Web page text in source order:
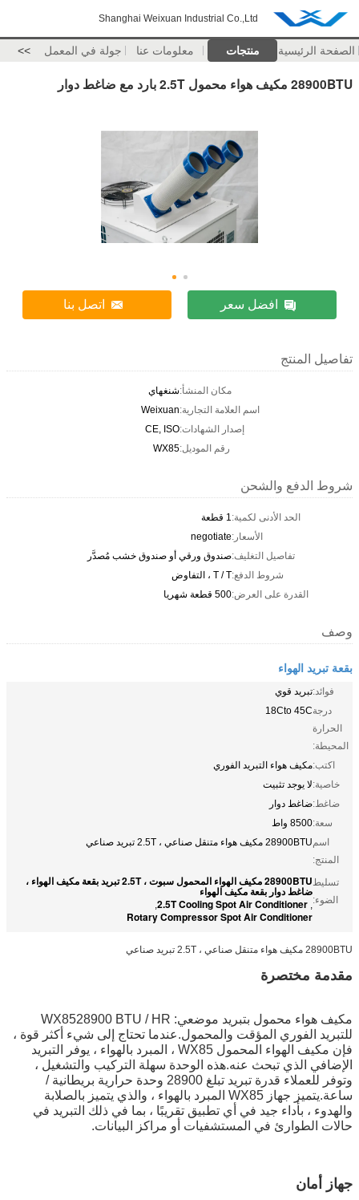
Shanghai Weixuan Industrial Co.,Ltd
الصفحة الرئيسية منتجات معلومات عنا جولة في المعمل >>
28900BTU مكيف هواء محمول 2.5T بارد مع ضاغط دوار
افضل سعر اتصل بنا
تفاصيل المنتج
مكان المنشأ:شنغهاي
اسم العلامة التجارية:Weixuan
إصدار الشهادات:CE, ISO
رقم الموديل:WX85
شروط الدفع والشحن
الحد الأدنى لكمية:1 قطعة
الأسعار:negotiate
تفاصيل التغليف:صندوق ورقي أو صندوق خشب مُصدَّر
شروط الدفع:T / T ، التفاوض
القدرة على العرض:500 قطعة شهريا
وصف
بقعة تبريد الهواء
فوائد:تبريد قوي
درجة
الحرارة
المحيطة:
18Cto 45C
اكتب:مكيف هواء التبريد الفوري
خاصية:لا يوجد تثبيت
ضاغط:ضاغط دوار
سعة:8500 واط
اسم
المنتج:
28900BTU مكيف هواء متنقل صناعي ، 2.5T تبريد صناعي
تسليط
الضوء:
28900BTU مكيف الهواء المحمول سبوت ، 2.5T تبريد بقعة مكيف الهواء ،
ضاغط دوار بقعة مكيف الهواء
,
2.5T Cooling Spot Air Conditioner
,
Rotary Compressor Spot Air Conditioner
28900BTU مكيف هواء متنقل صناعي ، 2.5T تبريد صناعي
مقدمة مختصرة
مكيف هواء محمول بتبريد موضعي: WX8528900 BTU / HR
للتبريد الفوري المؤقت والمحمول.عندما تحتاج إلى شيء أكثر قوة ،
فإن مكيف الهواء المحمول WX85 ، المبرد بالهواء ، يوفر التبريد
الإضافي الذي تبحث عنه.هذه الوحدة سهلة التركيب والتشغيل ،
وتوفر للعملاء قدرة تبريد تبلغ 28900 وحدة حرارية بريطانية /
ساعة.يتميز جهاز WX85 المبرد بالهواء ، والذي يتميز بالصلابة
والهدوء ، بأداء جيد في أي تطبيق تقريبًا ، بما في ذلك التبريد في
حالات الطوارئ في المستشفيات أو مراكز البيانات.
جهاز أمان